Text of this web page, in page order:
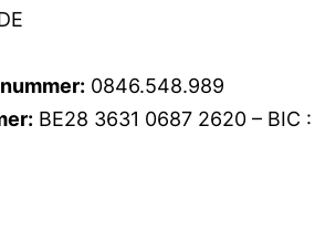
0846.548.989
BE28 3631 0687 2620 – BIC :